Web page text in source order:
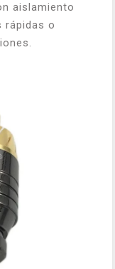
aislamiento
rápidas o